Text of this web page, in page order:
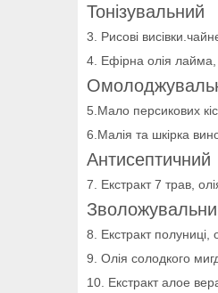
Тонізувальний
3. Рисові
4. Ефірна олія лайма,
5.Мало персикових
6.Малія та шкірка
Антисептичний
7. Екстракт 7 трав,
8. Екстракт полуниці,
9. Олія солодкого
10. Екстракт алое